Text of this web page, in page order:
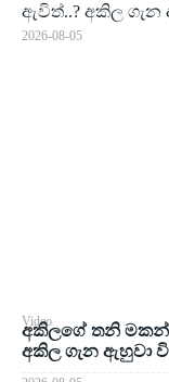
Video
අකිලගේ තනි
අකිල ගැන ඇහුවා
ඇවිත්..? අකිල
2026-08-05